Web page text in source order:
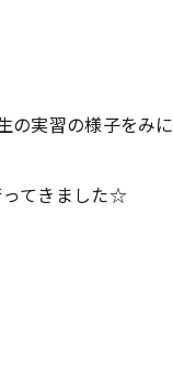
の実習の様子をみに
てきました☆